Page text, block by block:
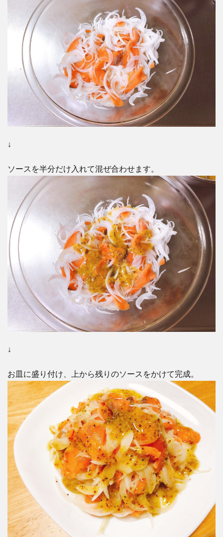
↓
ソースを半分だけ入れて混ぜ合わせます。
↓
お皿に盛り付け、上から残りのソースをかけて完成。